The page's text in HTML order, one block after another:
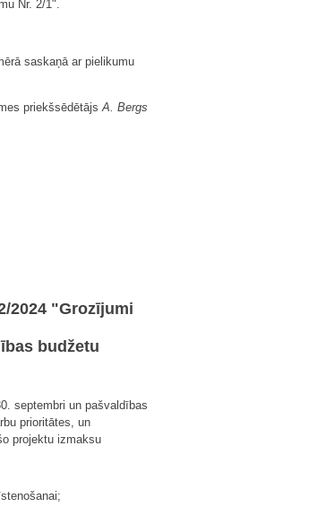
Nr. 2/1".
saskaņā ar pielikumu
priekšsēdētājsA. Bergs
2024 "Grozījumi
budžetu
septembri un pašvaldības
prioritātes, un
projektu izmaksu